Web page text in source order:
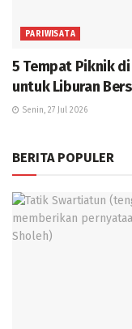
PARIWISATA
5 Tempat Piknik
untuk Liburan
Senin, 27 Jul 2026
BERITA POPULER